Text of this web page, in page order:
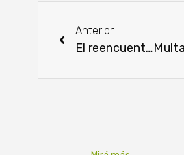
Anterior
El reencuentro de los productores lecheros y las ganas de seguir desarrollando el sector lácteo